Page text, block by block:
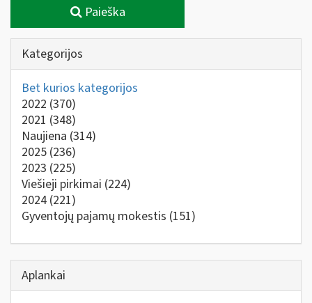
Paieška
Kategorijos
Bet kurios kategorijos
2022 (370)
2021 (348)
Naujiena (314)
2025 (236)
2023 (225)
Viešieji pirkimai (224)
2024 (221)
Gyventojų pajamų mokestis (151)
Aplankai